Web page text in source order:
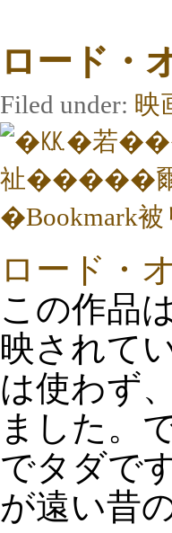
ロード・
Filed under: 映
ロード・
この作品
映されて
は使わず
ました。
でタダで
が遠い昔